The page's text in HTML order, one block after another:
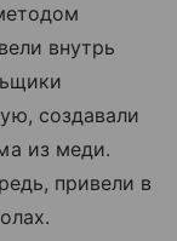
внутрь
создавали
из меди.
привели в